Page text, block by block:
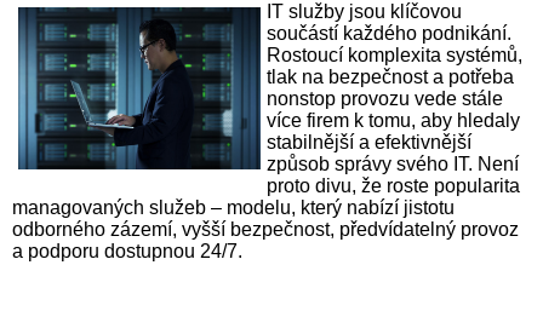
IT služby jsou klíčovou
součástí každého podnikání.
Rostoucí komplexita systémů,
tlak na bezpečnost a potřeba
nonstop provozu vede stále
více firem k tomu, aby hledaly
stabilnější a efektivnější
způsob správy svého IT. Není
proto divu, že roste popularita
managovaných služeb – modelu, který nabízí jistotu
odborného zázemí, vyšší bezpečnost, předvídatelný provoz
a podporu dostupnou 24/7.